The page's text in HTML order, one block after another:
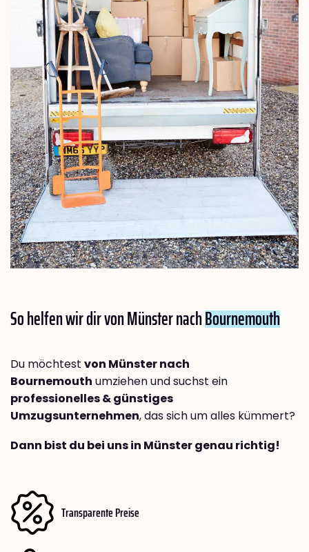
So helfen wir dir von Münster nachBournemouth
Du möchtest von Münster nach
Bournemouth umziehen und suchst ein
professionelles & günstiges
Umzugsunternehmen, das sich um alles kümmert?
Dann bist du bei uns in Münster genau richtig!
Transparente Preise